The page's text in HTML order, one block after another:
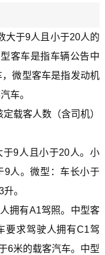
大于9人且小于20人的
客车是指车辆公告中
微型客车是指发动机
车。
载客人数（含司机）
于9人且小于20人。小
9人。微型：车长小于
。
拥有A1驾照。中型客
要求驾驶人拥有C1驾
6米的载客汽车。中型